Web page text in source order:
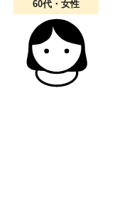
60代・女性